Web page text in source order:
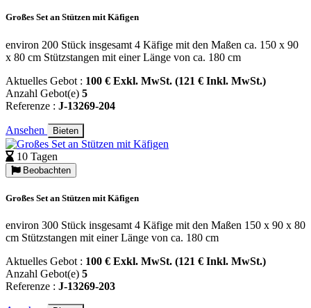
Großes Set an Stützen mit Käfigen
environ 200 Stück insgesamt 4 Käfige mit den Maßen ca. 150 x 90
x 80 cm Stützstangen mit einer Länge von ca. 180 cm
Aktuelles Gebot : 100 € Exkl. MwSt. (121 € Inkl. MwSt.)
Anzahl Gebot(e) 5
Referenze : J-13269-204
Ansehen Bieten
10 Tagen
Beobachten
Großes Set an Stützen mit Käfigen
environ 300 Stück insgesamt 4 Käfige mit den Maßen 150 x 90 x 80
cm Stützstangen mit einer Länge von ca. 180 cm
Aktuelles Gebot : 100 € Exkl. MwSt. (121 € Inkl. MwSt.)
Anzahl Gebot(e) 5
Referenze : J-13269-203